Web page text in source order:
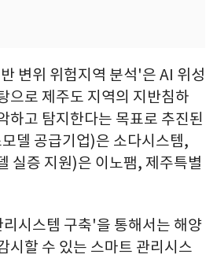
변위 위험지역 분석'은 AI 위성
으로 제주도 지역의 지반침하
하고 탐지한다는 목표로 추진된
델 공급기업)은 소다시스템,
실증 지원)은 이노팸, 제주특별
시스템 구축'을 통해서는 해양
시할 수 있는 스마트 관리시스